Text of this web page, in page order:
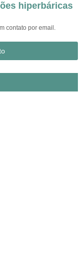
hiperbáricas
contato por email.